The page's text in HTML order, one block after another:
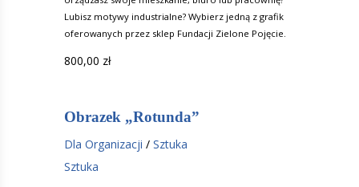
Lubisz motywy industrialne? Wybierz jedną z grafik
oferowanych przez sklep Fundacji Zielone Pojęcie.
800,00 zł
Obrazek „Rotunda”
Dla Organizacji / Sztuka
Sztuka